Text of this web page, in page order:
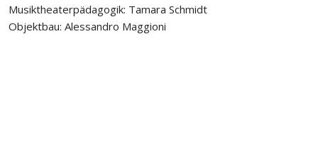
Musiktheaterpädagogik: Tamara Schmidt
Objektbau: Alessandro Maggioni